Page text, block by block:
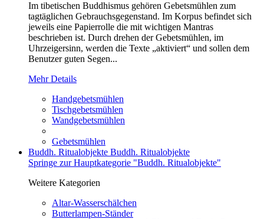
Im tibetischen Buddhismus gehören Gebetsmühlen zum
tagtäglichen Gebrauchsgegenstand. Im Korpus befindet sich
jeweils eine Papierrolle die mit wichtigen Mantras
beschrieben ist. Durch drehen der Gebetsmühlen, im
Uhrzeigersinn, werden die Texte „aktiviert“ und sollen dem
Benutzer guten Segen...
Mehr Details
Handgebetsmühlen
Tischgebetsmühlen
Wandgebetsmühlen
Gebetsmühlen
Buddh. Ritualobjekte Buddh. Ritualobjekte
Springe zur Hauptkategorie "Buddh. Ritualobjekte"
Weitere Kategorien
Altar-Wasserschälchen
Butterlampen-Ständer